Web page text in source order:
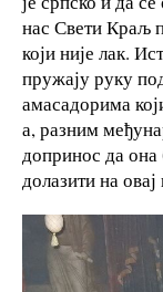
нас Свети Краљ
који није лак.
пружају руку
амасадорима
а, разним
допринос да
долазити на